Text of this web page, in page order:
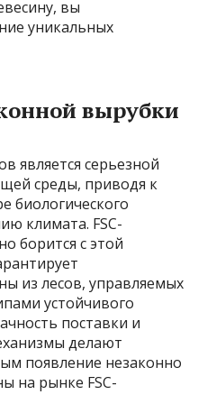
вы
уникальных
вырубки
является серьезной
среды, приводя к
биологического
климата. FSC-
борится с этой
из лесов, управляемых
устойчивого
поставки и
делают
появление незаконно
на рынке FSC-